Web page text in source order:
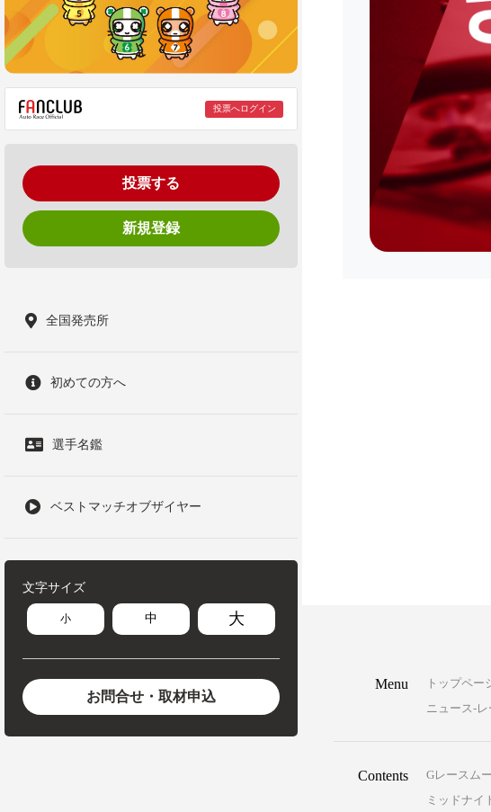
投票へログイン
投票する
新規登録
全国発売所
初めての方へ
選手名鑑
ベストマッチオブザイヤー
文字サイズ
小 中 大
お問合せ・取材申込
Menu トップペー
ニュース-
Contents Gレースム
ミッドナイ